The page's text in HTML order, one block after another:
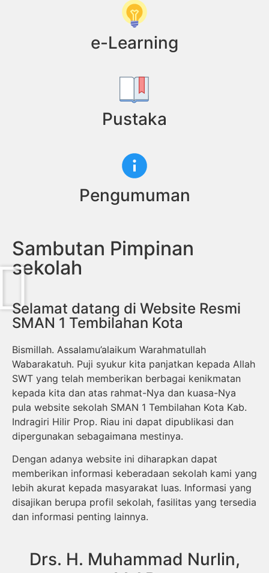
e-Learning
Pustaka
Pengumuman
Sambutan Pimpinan
sekolah
Selamat datang di Website Resmi
SMAN 1 Tembilahan Kota
Bismillah. Assalamu’alaikum Warahmatullah
Wabarakatuh. Puji syukur kita panjatkan kepada Allah
SWT yang telah memberikan berbagai kenikmatan
kepada kita dan atas rahmat-Nya dan kuasa-Nya
pula website sekolah SMAN 1 Tembilahan Kota Kab.
Indragiri Hilir Prop. Riau ini dapat dipublikasi dan
dipergunakan sebagaimana mestinya.
Dengan adanya website ini diharapkan dapat
memberikan informasi keberadaan sekolah kami yang
lebih akurat kepada masyarakat luas. Informasi yang
disajikan berupa profil sekolah, fasilitas yang tersedia
dan informasi penting lainnya.
Drs. H. Muhammad Nurlin,